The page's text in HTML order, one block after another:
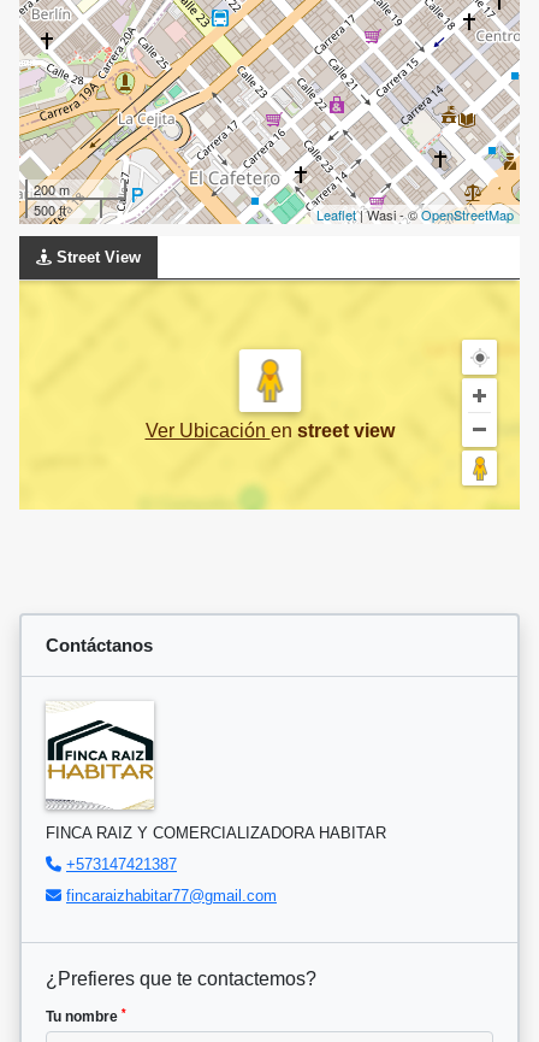
200 m
500 ft
Leaflet| Wasi - ©OpenStreetMap
Street View
Ver Ubicación en street view
Contáctanos
FINCA RAIZ Y COMERCIALIZADORA HABITAR
+573147421387
fincaraizhabitar77@gmail.com
¿Prefieres que te contactemos?
Tu nombre *